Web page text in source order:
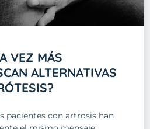
VEZ MÁS
ALTERNATIVAS
pacientes con artrosis han